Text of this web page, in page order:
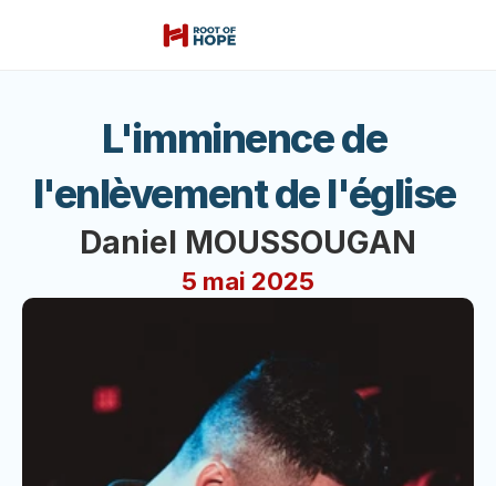
L'imminence de
l'enlèvement de l'église
Daniel MOUSSOUGAN
5 mai 2025